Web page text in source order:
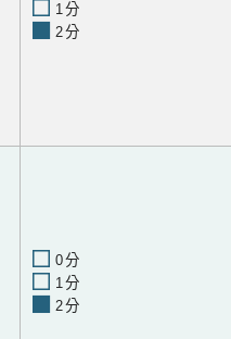
1分
2分
0分
1分
2分